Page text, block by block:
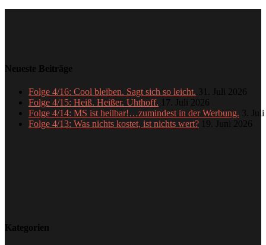
Neueste Beiträge
Folge 4/16: Cool bleiben. Sagt sich so leicht. 31. Juli 2026
Folge 4/15: Heiß. Heißer. Uhthoff. 17. Juli 2026
Folge 4/14: MS ist heilbar!…zumindest in der Werbung. 3.
Folge 4/13: Was nichts kostet, ist nichts wert? 19. Juni 2026
Kategorien